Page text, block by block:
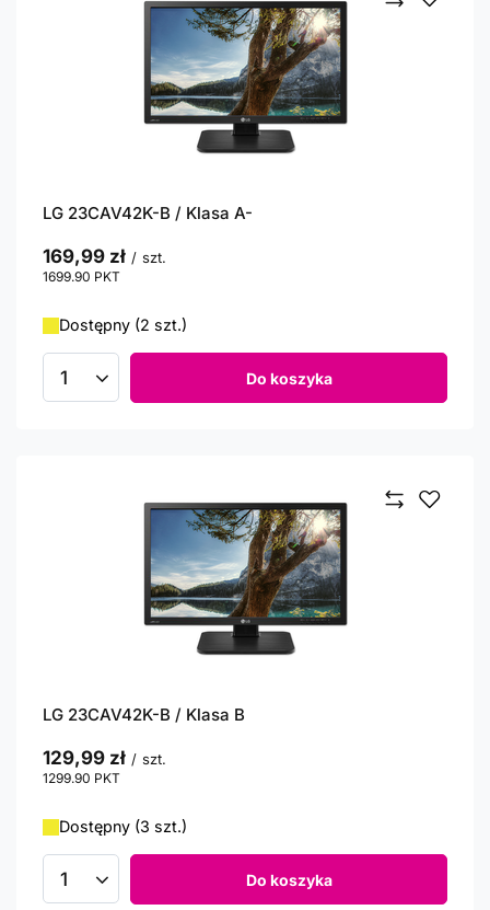
LG 23CAV42K-B / Klasa A-
169,99 zł / szt.
1699.90 PKT
Dostępny (2 szt.)
Ilość produktów Do koszyka
LG 23CAV42K-B / Klasa B
129,99 zł / szt.
1299.90 PKT
Dostępny (3 szt.)
Ilość produktów Do koszyka